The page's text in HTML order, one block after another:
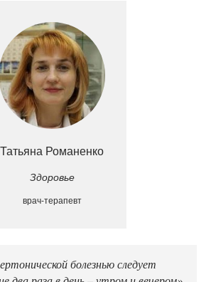
Татьяна Романенко
Здоровье
врач-терапевт
болезнью следует